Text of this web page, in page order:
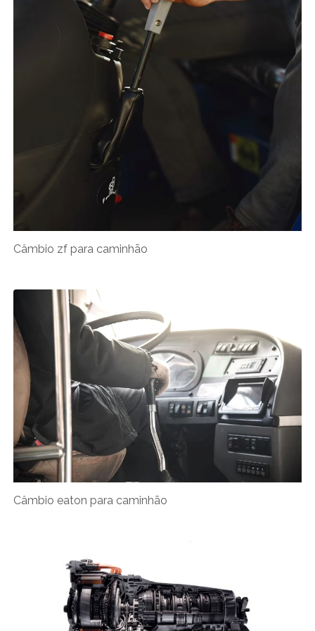
Câmbio zf para caminhão
Câmbio eaton para caminhão